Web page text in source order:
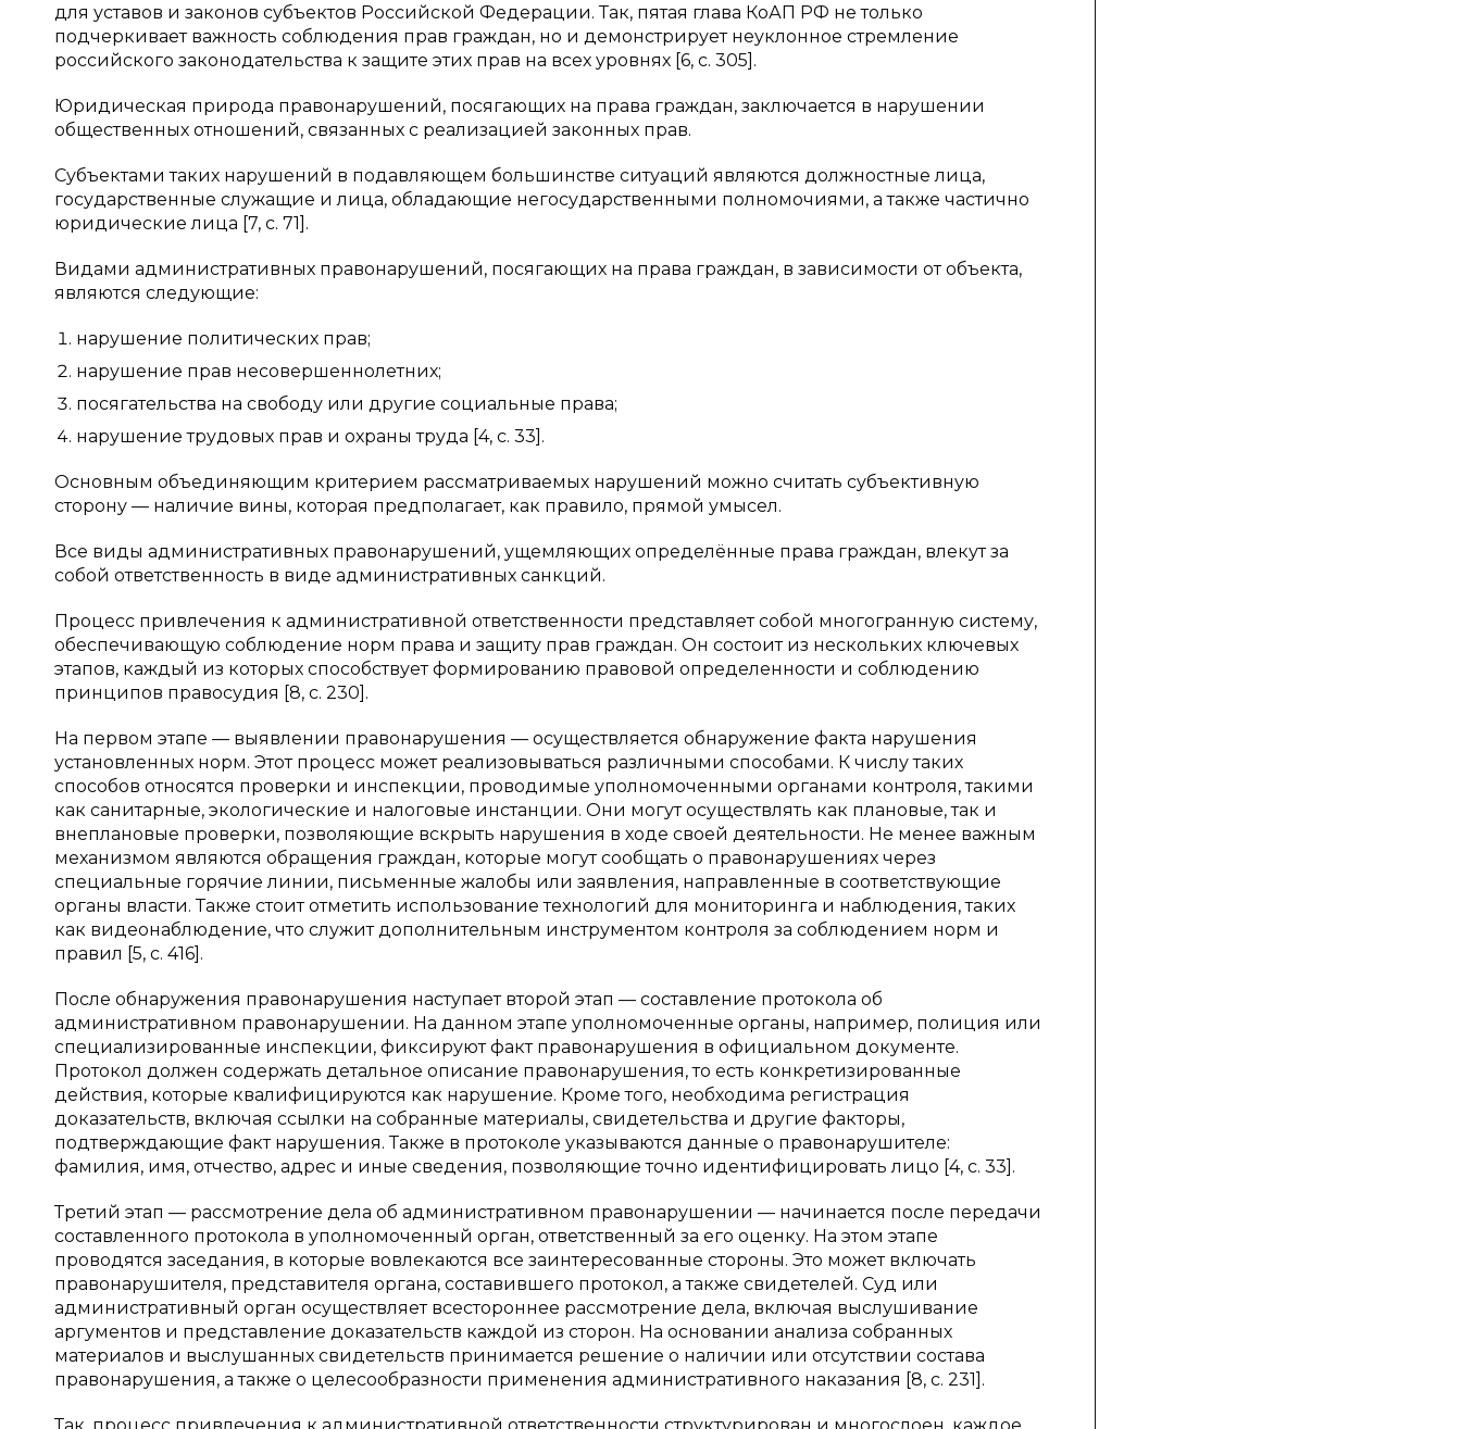
для уставов и законов субъектов Российской Федерации. Так, пятая глава КоАП РФ не только
подчеркивает важность соблюдения прав граждан, но и демонстрирует неуклонное стремление
российского законодательства к защите этих прав на всех уровнях [6, с. 305].
Юридическая природа правонарушений, посягающих на права граждан, заключается в нарушении
общественных отношений, связанных с реализацией законных прав.
Субъектами таких нарушений в подавляющем большинстве ситуаций являются должностные лица,
государственные служащие и лица, обладающие негосударственными полномочиями, а также частично
юридические лица [7, с. 71].
Видами административных правонарушений, посягающих на права граждан, в зависимости от объекта,
являются следующие:
нарушение политических прав;
нарушение прав несовершеннолетних;
посягательства на свободу или другие социальные права;
нарушение трудовых прав и охраны труда [4, с. 33].
Основным объединяющим критерием рассматриваемых нарушений можно считать субъективную
сторону — наличие вины, которая предполагает, как правило, прямой умысел.
Все виды административных правонарушений, ущемляющих определённые права граждан, влекут за
собой ответственность в виде административных санкций.
Процесс привлечения к административной ответственности представляет собой многогранную систему,
обеспечивающую соблюдение норм права и защиту прав граждан. Он состоит из нескольких ключевых
этапов, каждый из которых способствует формированию правовой определенности и соблюдению
принципов правосудия [8, с. 230].
На первом этапе — выявлении правонарушения — осуществляется обнаружение факта нарушения
установленных норм. Этот процесс может реализовываться различными способами. К числу таких
способов относятся проверки и инспекции, проводимые уполномоченными органами контроля, такими
как санитарные, экологические и налоговые инстанции. Они могут осуществлять как плановые, так и
внеплановые проверки, позволяющие вскрыть нарушения в ходе своей деятельности. Не менее важным
механизмом являются обращения граждан, которые могут сообщать о правонарушениях через
специальные горячие линии, письменные жалобы или заявления, направленные в соответствующие
органы власти. Также стоит отметить использование технологий для мониторинга и наблюдения, таких
как видеонаблюдение, что служит дополнительным инструментом контроля за соблюдением норм и
правил [5, с. 416].
После обнаружения правонарушения наступает второй этап — составление протокола об
административном правонарушении. На данном этапе уполномоченные органы, например, полиция или
специализированные инспекции, фиксируют факт правонарушения в официальном документе.
Протокол должен содержать детальное описание правонарушения, то есть конкретизированные
действия, которые квалифицируются как нарушение. Кроме того, необходима регистрация
доказательств, включая ссылки на собранные материалы, свидетельства и другие факторы,
подтверждающие факт нарушения. Также в протоколе указываются данные о правонарушителе:
фамилия, имя, отчество, адрес и иные сведения, позволяющие точно идентифицировать лицо [4, с. 33].
Третий этап — рассмотрение дела об административном правонарушении — начинается после передачи
составленного протокола в уполномоченный орган, ответственный за его оценку. На этом этапе
проводятся заседания, в которые вовлекаются все заинтересованные стороны. Это может включать
правонарушителя, представителя органа, составившего протокол, а также свидетелей. Суд или
административный орган осуществляет всестороннее рассмотрение дела, включая выслушивание
аргументов и представление доказательств каждой из сторон. На основании анализа собранных
материалов и выслушанных свидетельств принимается решение о наличии или отсутствии состава
правонарушения, а также о целесообразности применения административного наказания [8, с. 231].